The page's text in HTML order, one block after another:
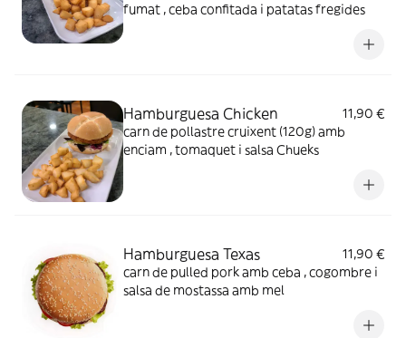
fumat , ceba confitada i patatas fregides
Hamburguesa Chicken
11,90 €
carn de pollastre cruixent (120g) amb
enciam , tomaquet i salsa Chueks
Hamburguesa Texas
11,90 €
carn de pulled pork amb ceba , cogombre i
salsa de mostassa amb mel